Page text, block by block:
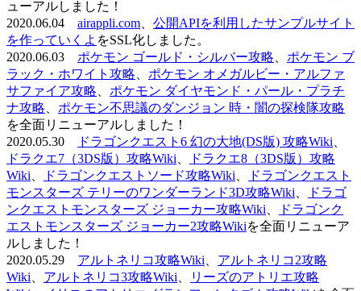
ューアルしました！
2020.06.04 airappli.com
公開APIを利用したサンプルサイト
を作っていくよ をSSL化しました。
2020.06.03 ポケモン ゴールド・シルバー攻略
ポケモン ブ
ラック・ホワイト攻略
ポケモン オメガルビー・アルファ
サファイア攻略
ポケモン ダイヤモンド・パール・プラチ
ナ攻略
ポケモン不思議のダンジョン 時・闇の探検隊攻略
を全面リニューアルしました！
2020.05.30
ドラゴンクエスト6 幻の大地(DS版) 攻略Wiki
ドラクエ7（3DS版）攻略Wiki
ドラクエ8（3DS版）攻略
Wiki
ドラゴンクエストソード攻略Wiki
ドラゴンクエスト
モンスターズ テリーのワンダーランド3D攻略Wiki
ドラゴ
ンクエストモンスターズ ジョーカー攻略Wiki
ドラゴンク
エストモンスターズ ジョーカー2攻略Wikiを全面リニューア
ルしました！
2020.05.29 アルトネリコ攻略Wiki
アルトネリコ2攻略
Wiki
アルトネリコ3攻略Wiki
リーズのアトリエ攻略